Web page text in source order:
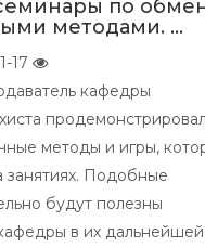
по
методами. ...
17
кафедры
методы и игры,
занятиях. Подобные
будут полезны
в их дальнейшей